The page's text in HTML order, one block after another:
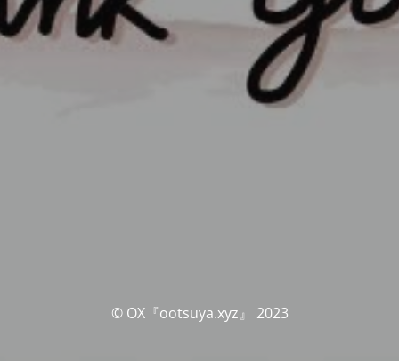
© OX『ootsuya.xyz』 2023